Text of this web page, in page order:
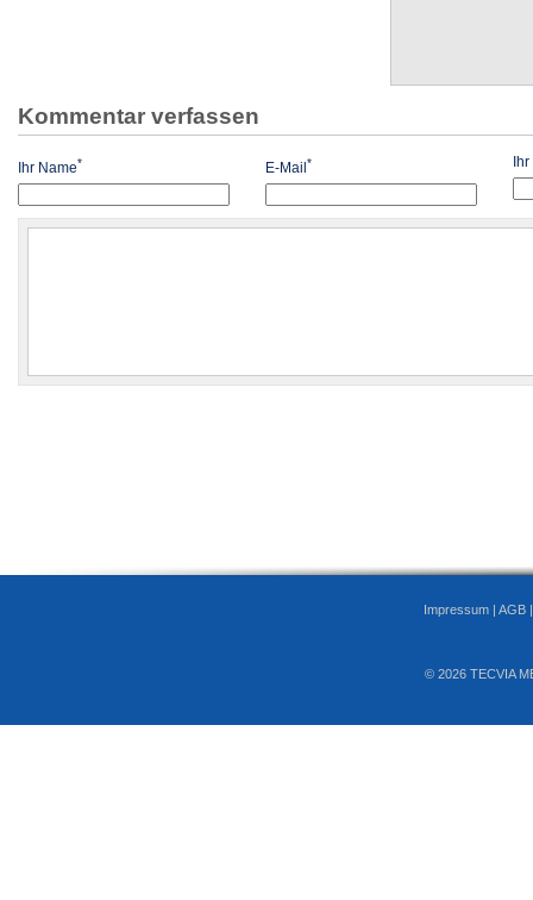
Kommentar verfassen
Ihr Name* E-Mail* Ihr
Impressum | AGB
© 2026 TECVIA